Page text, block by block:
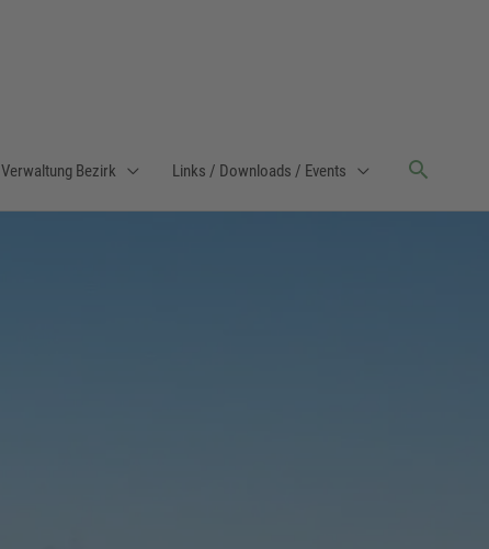
Verwaltung Bezirk Links / Downloads / Events